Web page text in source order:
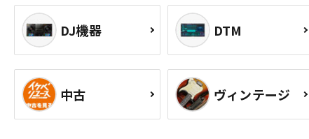
DJ機器 DTM
中古 ヴィンテージ